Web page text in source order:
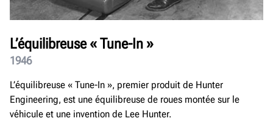
L’équilibreuse « Tune-In »
1946
L’équilibreuse « Tune-In », premier produit de Hunter
Engineering, est une équilibreuse de roues montée sur le
véhicule et une invention de Lee Hunter.